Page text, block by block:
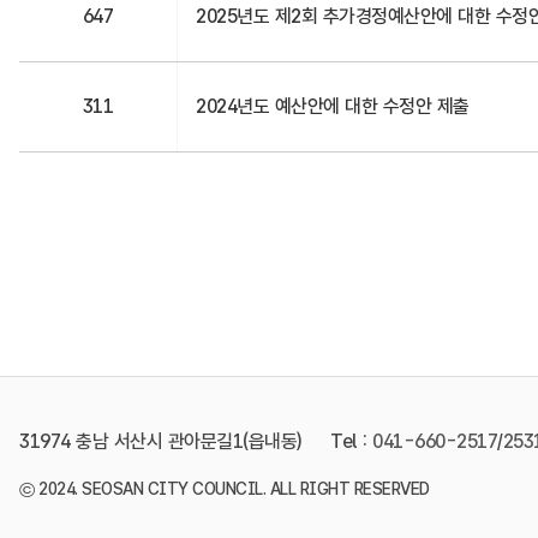
647 2025년도 제2회 추가경정예산안에 대한 수정
311 2024년도 예산안에 대한 수정안 제출
31974 충남 서산시 관아문길1(읍내동) Tel : 041-660-2517/
©2024. SEOSAN CITY COUNCIL. ALL RIGHT RESERVED